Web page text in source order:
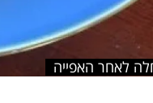
לאחר האפייה